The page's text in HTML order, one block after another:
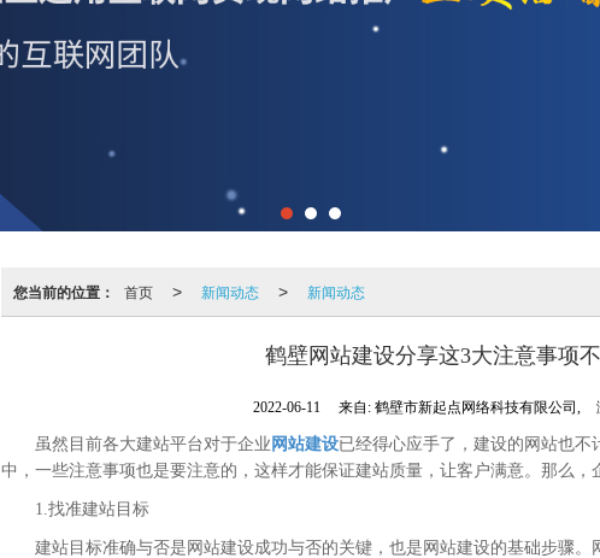
您当前的位置： 首页 > 新闻动态 > 新闻动态
鹤壁网站建设分享这3大注意事项
2022-06-11 来自: 鹤壁市新起点网络科技有限公司,
虽然目前各大建站平台对于企业 网站建设已经得心应手了，建设的网站也不
中，一些注意事项也是要注意的，这样才能保证建站质量，让客户满意。那么，
1.找准建站目标
建站目标准确与否是网站建设成功与否的关键，也是网站建设的基础步骤